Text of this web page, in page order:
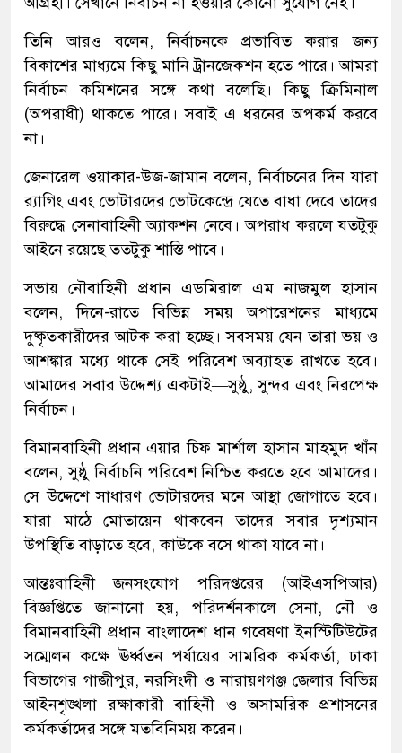
তিনি আরও বলেন, নির্বাচনকে প্রভাবিত করার জন্য
বিকাশের মাধ্যমে কিছু মানি ট্রানজেকশন হতে পারে। আমরা
নির্বাচন কমিশনের সঙ্গে কথা বলেছি। কিছু ক্রিমিনাল
(অপরাধী) থাকতে পারে। সবাই এ ধরনের অপকর্ম করবে
না।
জেনারেল ওয়াকার-উজ-জামান বলেন, নির্বাচনের দিন যারা
র‍্যাগিং এবং ভোটারদের ভোটকেন্দ্রে যেতে বাধা দেবে তাদের
বিরুদ্ধে সেনাবাহিনী অ্যাকশন নেবে। অপরাধ করলে যতটুকু
আইনে রয়েছে ততটুকু শাস্তি পাবে।
সভায় নৌবাহিনী প্রধান এডমিরাল এম নাজমুল হাসান
বলেন, দিনে-রাতে বিভিন্ন সময় অপারেশনের মাধ্যমে
দুষ্কৃতকারীদের আটক করা হচ্ছে। সবসময় যেন তারা ভয় ও
আশঙ্কার মধ্যে থাকে সেই পরিবেশ অব্যাহত রাখতে হবে।
আমাদের সবার উদ্দেশ্য একটাই—সুষ্ঠু, সুন্দর এবং নিরপেক্ষ
নির্বাচন।
বিমানবাহিনী প্রধান এয়ার চিফ মার্শাল হাসান মাহমুদ খাঁন
বলেন, সুষ্ঠু নির্বাচনি পরিবেশ নিশ্চিত করতে হবে আমাদের।
সে উদ্দেশে সাধারণ ভোটারদের মনে আস্থা জোগাতে হবে।
যারা মাঠে মোতায়েন থাকবেন তাদের সবার দৃশ্যমান
উপস্থিতি বাড়াতে হবে, কাউকে বসে থাকা যাবে না।
আন্তঃবাহিনী জনসংযোগ পরিদপ্তরের (আইএসপিআর)
বিজ্ঞপ্তিতে জানানো হয়, পরিদর্শনকালে সেনা, নৌ ও
বিমানবাহিনী প্রধান বাংলাদেশ ধান গবেষণা ইনস্টিটিউটের
সম্মেলন কক্ষে ঊর্ধ্বতন পর্যায়ের সামরিক কর্মকর্তা, ঢাকা
বিভাগের গাজীপুর, নরসিংদী ও নারায়ণগঞ্জ জেলার বিভিন্ন
আইনশৃঙ্খলা রক্ষাকারী বাহিনী ও অসামরিক প্রশাসনের
কর্মকর্তাদের সঙ্গে মতবিনিময় করেন।